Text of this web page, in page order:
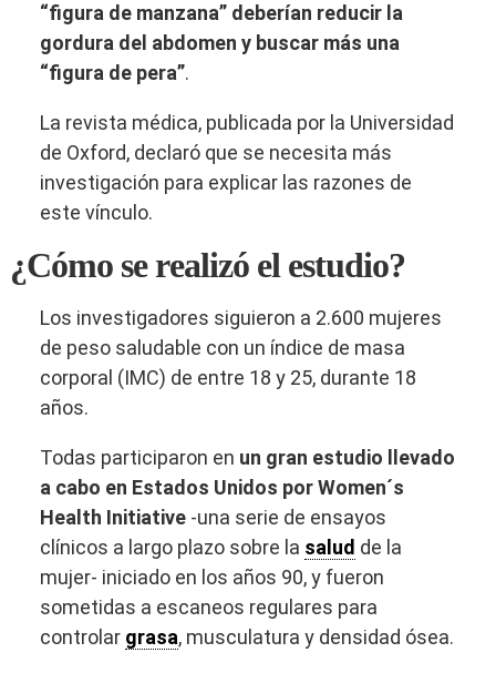
“figura de manzana” d eberían reducir la
gordura del abdomen y buscar más una
“figura de pera”.
La revista médica, publicada por la Universidad
de Oxford, declaró que se necesita más
investigación para explicar las razones de
este vínculo.
¿Cómo se realizó el estudio?
Los investigadores siguieron a 2.600 mujeres
de peso saludable con un índice de masa
corporal (IMC) de entre 18 y 25, durante 18
años.
Todas participaron en un gran estudio llevado
a cabo en Estados Unidos por Women´s
Health Initiative-una serie de ensayos
clínicos a largo plazo sobre la salud de la
mujer- iniciado en los años 90, y fueron
sometidas a escaneos regulares para
controlar grasa, musculatura y densidad ósea.